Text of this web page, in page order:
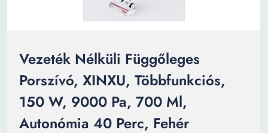
Vezeték Nélküli Függőleges
Porszívó, XINXU, Többfunkciós,
150 W, 9000 Pa, 700 Ml,
Autonómia 40 Perc, Fehér